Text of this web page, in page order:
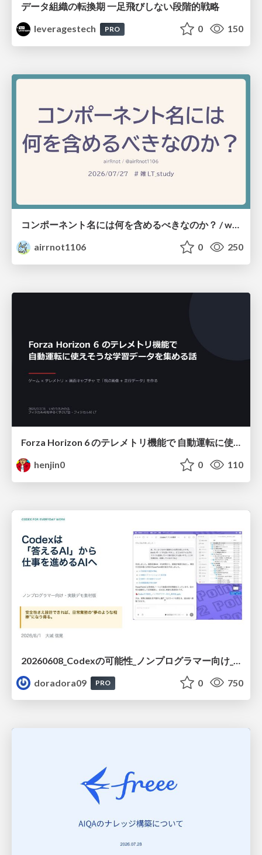
データ組織の転換期 一足飛びしない段階的戦略
leveragestech
PRO 0 150
airrnot1106
0 250
Forza Horizon 6 のテレメトリ機能で 自動運転に使えそうな学習データを集める話
henjin0
0 110
doradora09
PRO 0 750